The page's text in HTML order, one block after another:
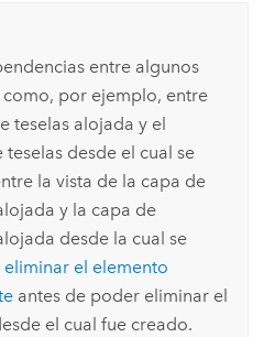
entre algunos
como, por ejemplo, entre
teselas alojada y el
teselas desde el cual se
la vista de la capa de
y la capa de
desde la cual se
eliminar el elemento
antes de poder eliminar el
el cual fue creado.